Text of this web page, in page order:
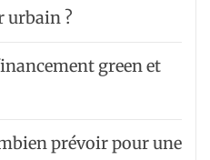
urbain ?
green et
prévoir pour une